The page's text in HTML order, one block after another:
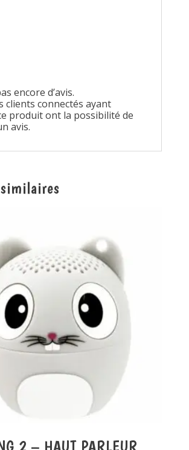
encore d’avis.
clients connectés ayant
produit ont la possibilité de
avis.
2 – HAUT PARLEUR